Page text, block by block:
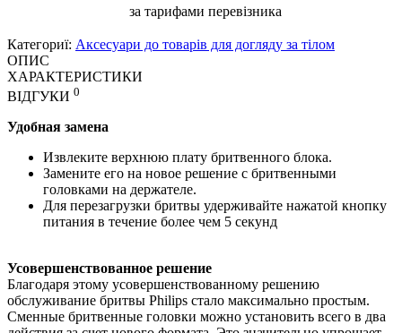
за тарифами перевізника
Категориї: Аксесуари до товарів для догляду за тілом
ОПИС
ХАРАКТЕРИСТИКИ
ВІДГУКИ 0
Удобная замена
Извлеките верхнюю плату бритвенного блока.
Замените его на новое решение с бритвенными
головками на держателе.
Для перезагрузки бритвы удерживайте нажатой кнопку
питания в течение более чем 5 секунд
Усовершенствованное решение
Благодаря этому усовершенствованному решению
обслуживание бритвы Philips стало максимально простым.
Сменные бритвенные головки можно установить всего в два